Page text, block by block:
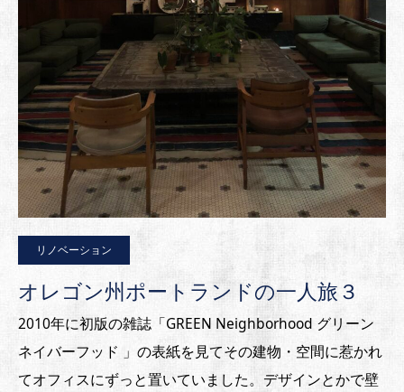
リノベーション
オレゴン州ポートランドの一人旅３
2010年に初版の雑誌「GREEN Neighborhood グリーン
ネイバーフッド 」の表紙を見てその建物・空間に惹かれ
てオフィスにずっと置いていました。デザインとかで壁